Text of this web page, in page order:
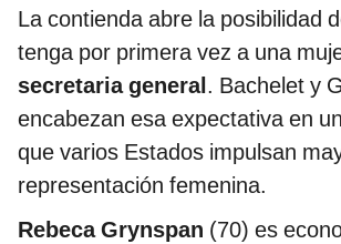
La contienda abre la posibilidad
tenga por primera vez a una
secretaria general. Bachelet y
encabezan esa expectativa en
que varios Estados impulsan
representación femenina.
Rebeca Grynspan (70) es